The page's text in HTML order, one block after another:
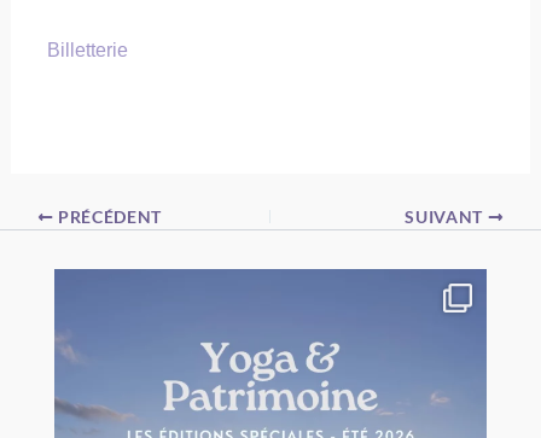
Billetterie
PRÉCÉDENT SUIVANT